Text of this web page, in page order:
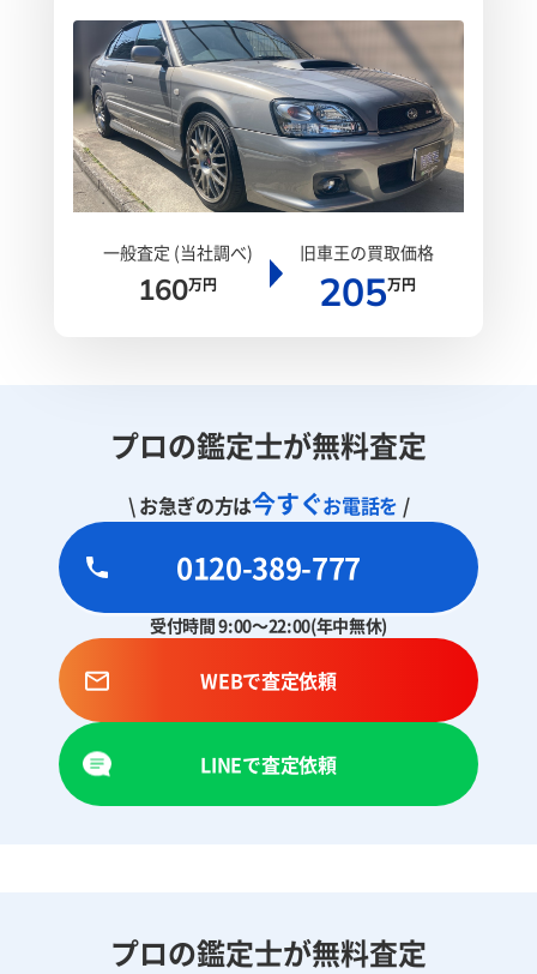
一般査定 (当社調べ)
160万円
旧車王の買取価格
205万円
プロの鑑定士が無料査定
\ お急ぎの方は今すぐお電話を /
0120-389-777
受付時間 9:00～22:00(年中無休)
WEBで査定依頼
LINEで査定依頼
プロの鑑定士が無料査定